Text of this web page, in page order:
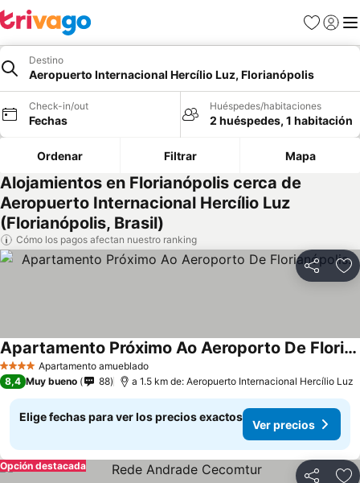
Favoritos
Iniciar
Destino
Aeropuerto Internacional Hercílio Luz, Florianópolis
Check-in/out
Fechas
Huéspedes/habitaciones
2 huéspedes, 1 habitación
Ordenar Filtrar Mapa
Alojamientos en Florianópolis cerca de
Aeropuerto Internacional Hercílio Luz
(Florianópolis, Brasil)
Cómo los pagos afectan nuestro ranking
Compartir
4 EstrellasApartamento amueblado
Apartamento Próximo Ao Aeroporto De Florianópolis.
Ver precios
8,4 Muy bueno 88 a 1.5 km de: Aeropuerto Internacional Hercílio Luz
Elige fechas para ver los precios exactos
Ver precios
Opción destacada